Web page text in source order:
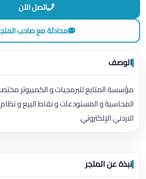
اتصل الآن
محادثة مع صاحب
الوصف
مؤسسة المتابع للبرمجيات و الكمبيوتر
المحاسبة و المستودعات و نقاط البيع و
الاردني الإلكتروني
نبذة عن المتجر